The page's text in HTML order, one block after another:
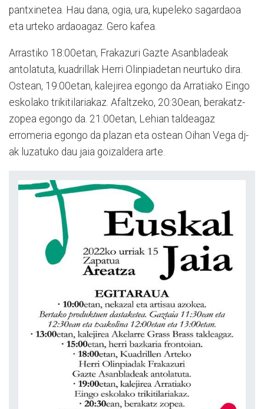
pantxinetea. Hau dana, ogia, ura, kupeleko sagardaoa
eta urteko ardaoagaz. Gero kafea.
Arrastiko 18:00etan, Frakazuri Gazte Asanbladeak
antolatuta, kuadrillak Herri Olinpiadetan neurtuko dira.
Ostean, 19:00etan, kalejirea egongo da Arratiako Eingo
eskolako trikitilariakaz. Afaltzeko, 20:30ean, berakatz-
zopea egongo da. 21:00etan, Lehian taldeagaz
erromeria egongo da plazan eta ostean Oihan Vega dj-
ak luzatuko dau jaia goizaldera arte.